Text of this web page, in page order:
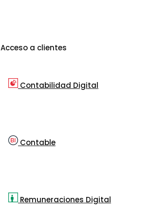
Acceso a clientes
Contabilidad Digital
Contable
Remuneraciones Digital